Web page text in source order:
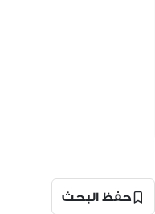
حفظ البحث